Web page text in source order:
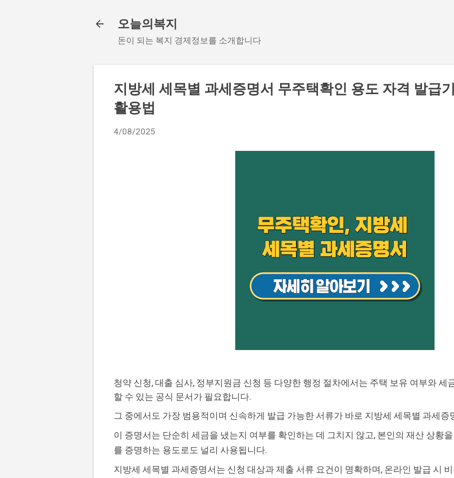
오늘의복지
돈이 되는 복지 경제정보를 소개합니다
지방세 세목별 과세증명서 무주택확인 용도 자격 발급
활용법
4/08/2025
청약 신청, 대출 심사, 정부지원금 신청 등 다양한 행정 절차에서는 주택 보유 여부와 세
할 수 있는 공식 문서가 필요합니다.
그 중에서도 가장 범용적이며 신속하게 발급 가능한 서류가 바로 지방세 세목별 과세증
이 증명서는 단순히 세금을 냈는지 여부를 확인하는 데 그치지 않고, 본인의 재산 상황
를 증명하는 용도로도 널리 사용됩니다.
지방세 세목별 과세증명서는 신청 대상과 제출 서류 요건이 명확하며, 온라인 발급 시